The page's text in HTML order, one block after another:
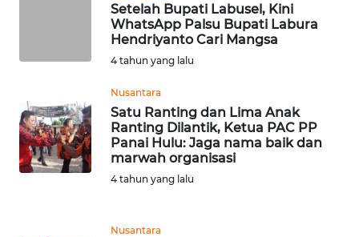
Setelah Bupati Labusel, Kini
WhatsApp Palsu Bupati Labura
Hendriyanto Cari Mangsa
4 tahun yang lalu
Nusantara
Satu Ranting dan Lima Anak
Ranting Dilantik, Ketua PAC PP
Panai Hulu: Jaga nama baik dan
marwah organisasi
4 tahun yang lalu
Nusantara
WN
LANGKAT
WN